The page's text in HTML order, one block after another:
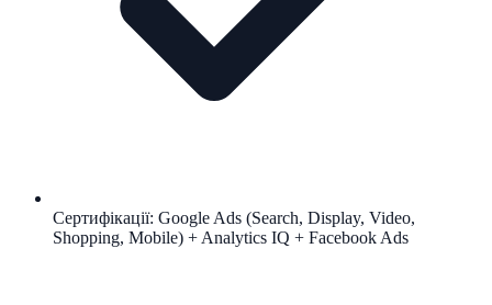
Сертифікації: Google Ads (Search, Display, Video,
Shopping, Mobile) + Analytics IQ + Facebook Ads